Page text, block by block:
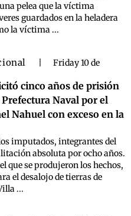
pelea que la víctima
guardados en la heladera
la víctima ...
Friday 10 de
cinco años de prisión
Naval por el
Nahuel con exceso en la
imputados, integrantes del
absoluta por ocho años.
que se produjeron los hechos,
el desalojo de tierras de
...